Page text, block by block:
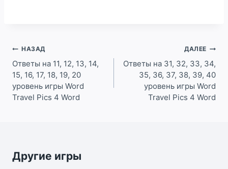
Навигация
по
записям
НАЗАД
Ответы на 11, 12, 13, 14,
15, 16, 17, 18, 19, 20
уровень игры Word
Travel Pics 4 Word
ДАЛЕЕ
Ответы на 31, 32, 33, 34,
35, 36, 37, 38, 39, 40
уровень игры Word
Travel Pics 4 Word
Другие игры